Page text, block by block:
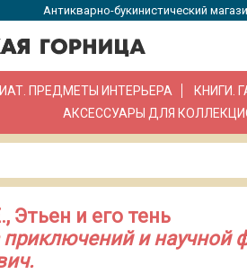
Антикварно-букинистический
ПРЕДМЕТЫ ИНТЕРЬЕРА КНИГИ.
АКСЕССУАРЫ ДЛЯ
Этьен и его тень
приключений и научной